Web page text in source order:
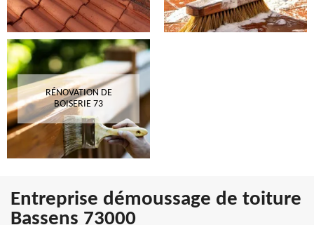
RÉNOVATION DE
BOISERIE 73
Entreprise démoussage de toiture
Bassens 73000